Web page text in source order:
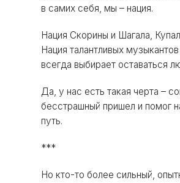
в самих себя, мы – нация.
Нация Скорины и Шагала,
Нация талантливых
всегда выбирает оставаться
Да, у нас есть такая черта –
бесстрашный пришел и помог
путь.
***
Но кто-то более сильный,